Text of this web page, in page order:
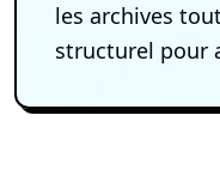
les archives
structurel pour